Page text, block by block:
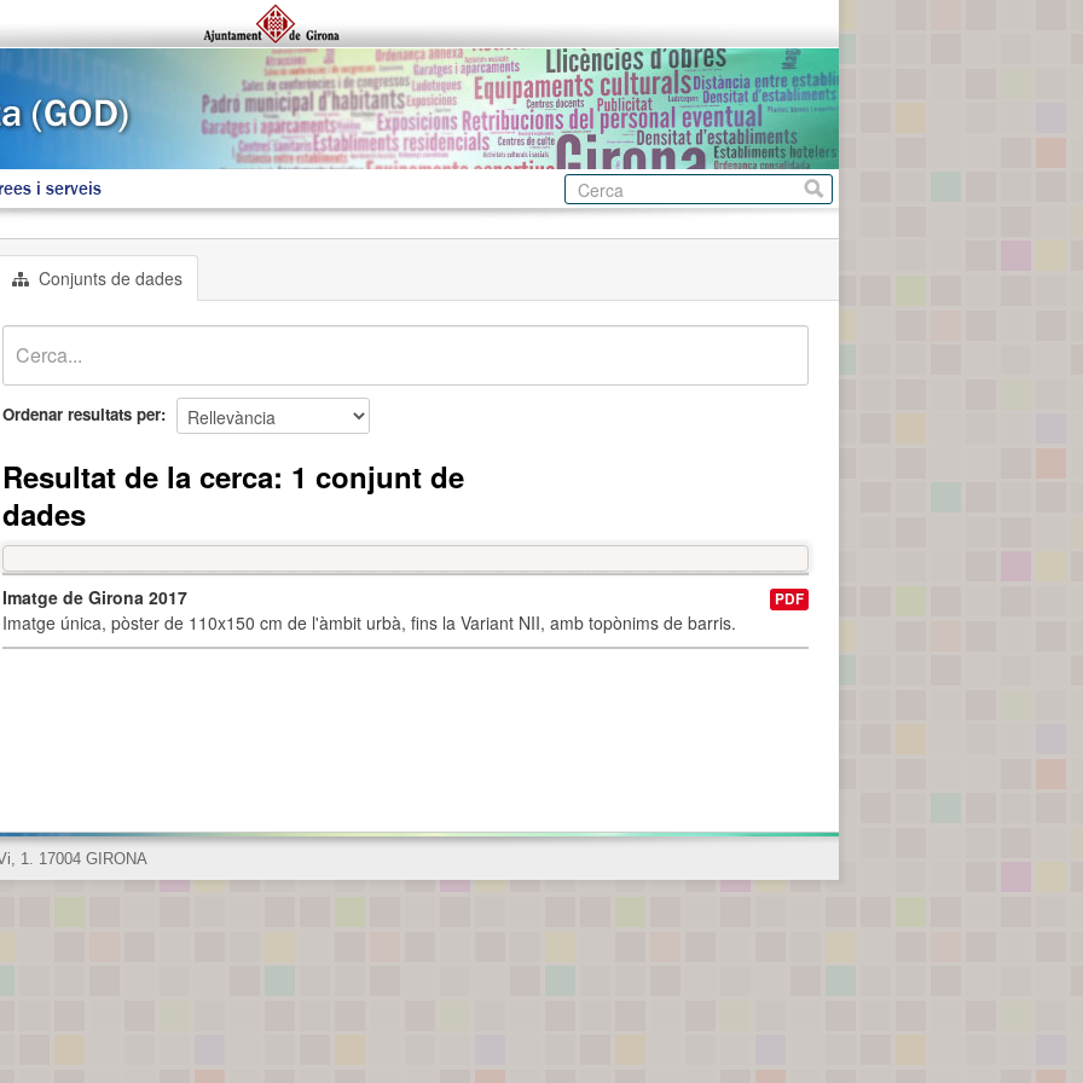
i serveis
Conjunts de dades
Ordenar resultats per
Resultat de la cerca: 1 conjunt de
dades
Imatge de Girona 2017
Imatge única, pòster de 110x150 cm de l'àmbit urbà, fins la Variant NII, amb topònims de barris.
PDF
1. 17004 GIRONA